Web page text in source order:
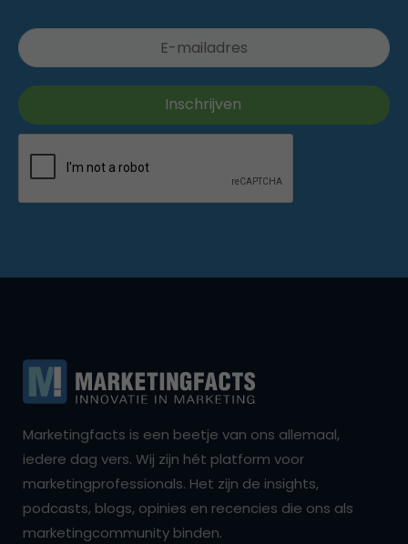
Marketingfacts is een beetje van ons allemaal,
iedere dag vers. Wij zijn hét platform voor
marketingprofessionals. Het zijn de insights,
podcasts, blogs, opinies en recencies die ons als
marketingcommunity binden.